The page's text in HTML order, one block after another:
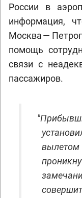
России в
информация,
Москва —
помощь
связи с
пассажиров.
"